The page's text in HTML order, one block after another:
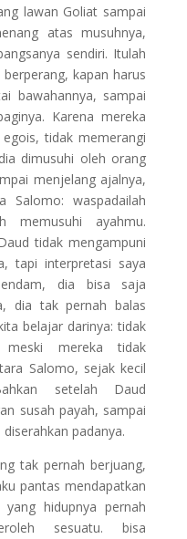
lawan Goliat sampai
atas musuhnya,
sendiri. Itulah
kapan harus
bawahannya, sampai
Karena mereka
tidak memerangi
dimusuhi oleh orang
menjelang ajalnya,
Salomo: waspadailah
memusuhi ayahmu.
tidak mengampuni
tapi interpretasi saya
dia bisa saja
dia tak pernah balas
belajar darinya: tidak
meski mereka tidak
Salomo, sejak kecil
setelah Daud
susah payah, sampai
padanya.
tak pernah berjuang,
pantas mendapatkan
hidupnya pernah
sesuatu. bisa